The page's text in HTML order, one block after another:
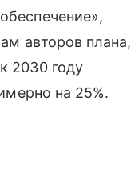
авторов плана,
2030 году
на 25%.